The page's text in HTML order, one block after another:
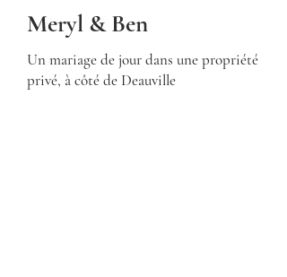
Meryl & Ben
Un mariage de jour dans une propriété
privé, à côté de Deauville